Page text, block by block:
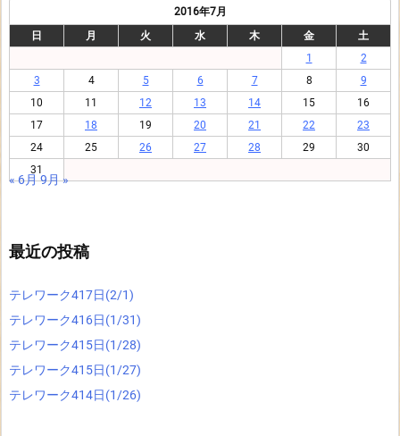
2016年7月
日
月 火 水 木 金
土
1
2
3
4 5 6 7 8
9
10
11 12 13 14 15
16
17
18 19 20 21 22
23
24
25 26 27 28 29
30
31
« 6月9月 »
最近の投稿
テレワーク417日(2/1)
テレワーク416日(1/31)
テレワーク415日(1/28)
テレワーク415日(1/27)
テレワーク414日(1/26)